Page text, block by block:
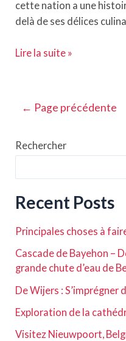
cette nation a une
delà de ses délices
Inventions
surprenants
quotidien
Lire la suite »
Pagination
← Page précédente
Rechercher
Recent Posts
Principales choses à
Cascade de Bayehon –
grande chute d’eau de
De Wijers : S’imprégner
Exploration de la
Visitez Nieuwpoort,